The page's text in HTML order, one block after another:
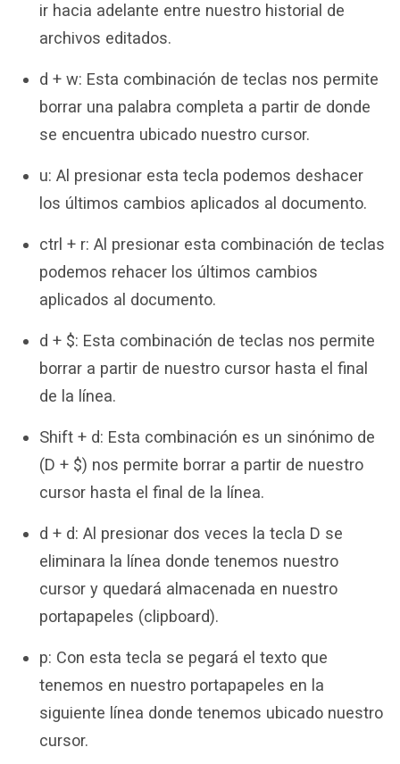
ir hacia adelante entre nuestro historial de
archivos editados.
d + w: Esta combinación de teclas nos permite
borrar una palabra completa a partir de donde
se encuentra ubicado nuestro cursor.
u: Al presionar esta tecla podemos deshacer
los últimos cambios aplicados al documento.
ctrl + r: Al presionar esta combinación de teclas
podemos rehacer los últimos cambios
aplicados al documento.
d + $: Esta combinación de teclas nos permite
borrar a partir de nuestro cursor hasta el final
de la línea.
Shift + d: Esta combinación es un sinónimo de
(D + $) nos permite borrar a partir de nuestro
cursor hasta el final de la línea.
d + d: Al presionar dos veces la tecla D se
eliminara la línea donde tenemos nuestro
cursor y quedará almacenada en nuestro
portapapeles (clipboard).
p: Con esta tecla se pegará el texto que
tenemos en nuestro portapapeles en la
siguiente línea donde tenemos ubicado nuestro
cursor.